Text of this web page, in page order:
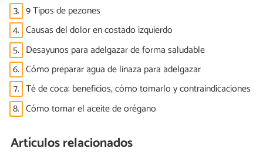
3. 9 Tipos de pezones
4. Causas del dolor en costado izquierdo
5. Desayunos para adelgazar de forma saludable
6. Cómo preparar agua de linaza para adelgazar
7. Té de coca: beneficios, cómo tomarlo y contraindicaciones
8. Cómo tomar el aceite de orégano
Artículos relacionados